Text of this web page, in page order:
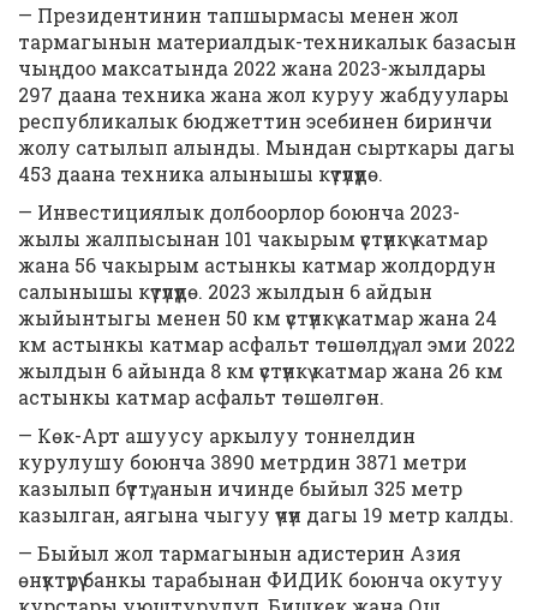
— Президентинин тапшырмасы менен жол
тармагынын материалдык-техникалык базасын
чыңдоо максатында 2022 жана 2023-жылдары
297 даана техника жана жол куруу жабдуулары
республикалык бюджеттин эсебинен биринчи
жолу сатылып алынды. Мындан сырткары дагы
453 даана техника алынышы күтүлүүдө.
— Инвестициялык долбоорлор боюнча 2023-
жылы жалпысынан 101 чакырым үстүнкү катмар
жана 56 чакырым астынкы катмар жолдордун
салынышы күтүлүүдө. 2023 жылдын 6 айдын
жыйынтыгы менен 50 км үстүнкү катмар жана 24
км астынкы катмар асфальт төшөлдү, ал эми 2022
жылдын 6 айында 8 км үстүнкү катмар жана 26 км
астынкы катмар асфальт төшөлгөн.
— Көк-Арт ашуусу аркылуу тоннелдин
курулушу боюнча 3890 метрдин 3871 метри
казылып бүттү, анын ичинде быйыл 325 метр
казылган, аягына чыгуу үчүн дагы 19 метр калды.
— Быйыл жол тармагынын адистерин Азия
өнүктүрүү банкы тарабынан ФИДИК боюнча окутуу